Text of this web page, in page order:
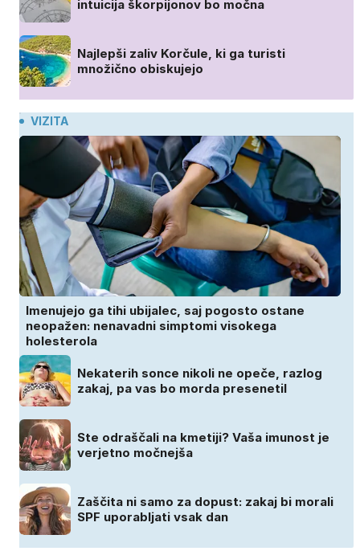
intuicija škorpijonov bo močna
Najlepši zaliv Korčule, ki ga turisti
množično obiskujejo
VIZITA
Imenujejo ga tihi ubijalec, saj pogosto ostane
neopažen: nenavadni simptomi visokega
holesterola
Nekaterih sonce nikoli ne opeče, razlog
zakaj, pa vas bo morda presenetil
Ste odraščali na kmetiji? Vaša imunost je
verjetno močnejša
Zaščita ni samo za dopust: zakaj bi morali
SPF uporabljati vsak dan